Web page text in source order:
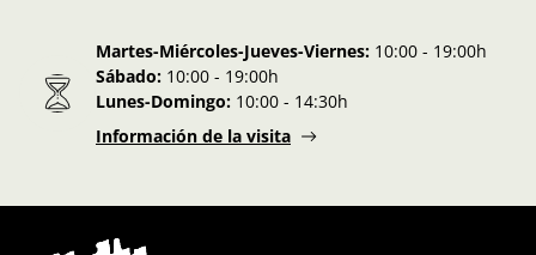
Martes-Miércoles-Jueves-Viernes: 10:00 - 19:00h
Sábado: 10:00 - 19:00h
Lunes-Domingo: 10:00 - 14:30h
Información de la visita